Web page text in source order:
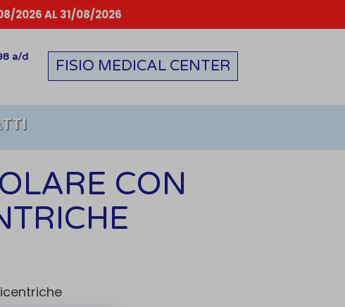
08/2026 AL 31/08/2026
a/d
FISIO MEDICAL CENTER
CON